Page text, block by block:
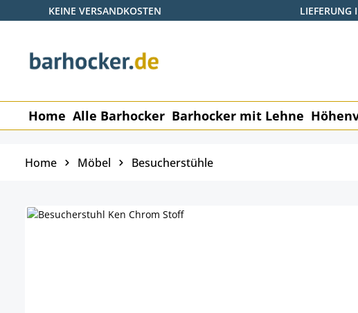
Hauptinhalt springen
Zur Suche springen
Zur Hauptnavigation springen
KEINE VERSANDKOSTEN LIEFERUNG
Home Alle Barhocker Barhocker mit Lehne
Home Möbel Besucherstühle